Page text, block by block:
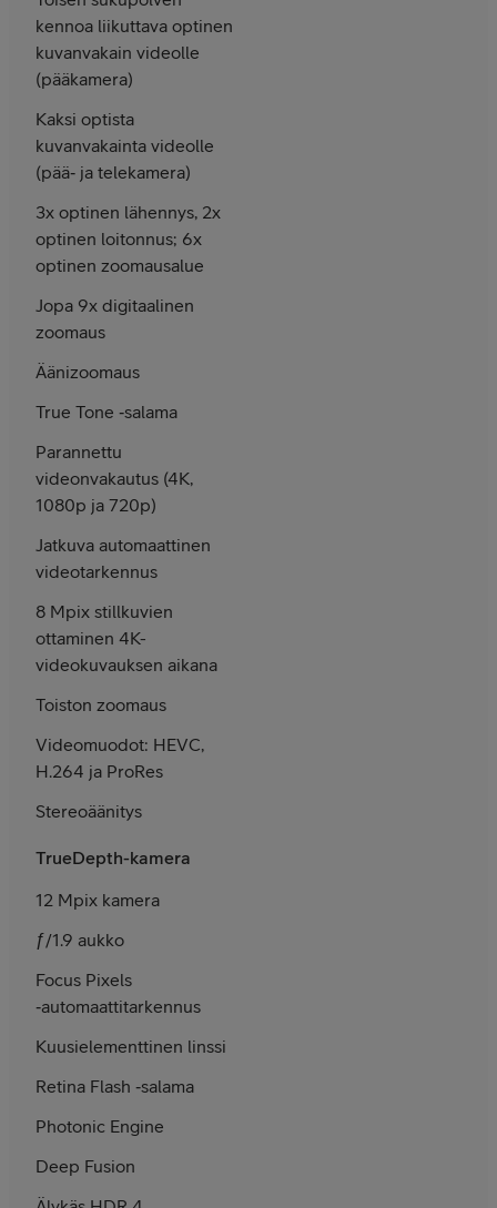
kennoa liikuttava optinen
kuvanvakain videolle
(pääkamera)
Kaksi optista
kuvanvakainta videolle
(pää‑ ja telekamera)
3x optinen lähennys, 2x
optinen loitonnus; 6x
optinen zoomausalue
Jopa 9x digitaalinen
zoomaus
Äänizoomaus
True Tone ‑salama
Parannettu
videonvakautus (4K,
1080p ja 720p)
Jatkuva automaattinen
videotarkennus
8 Mpix stillkuvien
ottaminen 4K-
videokuvauksen aikana
Toiston zoomaus
Videomuodot: HEVC,
H.264 ja ProRes
Stereoäänitys
TrueDepth-kamera
12 Mpix kamera
ƒ/1.9 aukko
Focus Pixels
‑automaattitarkennus
Kuusielementtinen linssi
Retina Flash ‑salama
Photonic Engine
Deep Fusion